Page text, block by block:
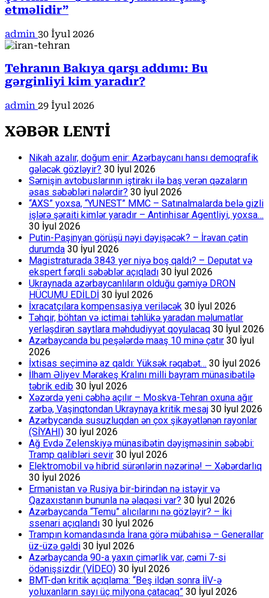
etməlidir”
admin 30 İyul 2026
Tehranın Bakıya qarşı addımı: Bu
gərginliyi kim yaradır?
admin 29 İyul 2026
XƏBƏR LENTİ
Nikah azalır, doğum enir: Azərbaycanı hansı demoqrafik
gələcək gözləyir? 30 İyul 2026
Sərnişin avtobuslarının iştirakı ilə baş verən qəzaların
əsas səbəbləri nələrdir? 30 İyul 2026
“AXS” yoxsa, “YUNEST” MMC – Satınalmalarda belə gizli
işlərə şəraiti kimlər yaradır – Antinhisar Agentliyi, yoxsa…
30 İyul 2026
Putin-Paşinyan görüşü nəyi dəyişəcək? – İrəvan çətin
durumda 30 İyul 2026
Magistraturada 3843 yer niyə boş qaldı? – Deputat və
ekspert fərqli səbəblər açıqladı 30 İyul 2026
Ukraynada azərbaycanlıların olduğu gəmiyə DRON
HÜCUMU EDİLDİ 30 İyul 2026
İxracatçılara kompensasiya veriləcək 30 İyul 2026
Təhqir, böhtan və ictimai təhlükə yaradan məlumatlar
yerləşdirən saytlara məhdudiyyət qoyulacaq 30 İyul 2026
Azərbaycanda bu peşələrdə maaş 10 minə çatır 30 İyul
2026
İxtisas seçiminə az qaldı: Yüksək rəqabət… 30 İyul 2026
İlham Əliyev Mərakeş Kralını milli bayram münasibətilə
təbrik edib 30 İyul 2026
Xəzərdə yeni cəbhə açılır – Moskva-Tehran oxuna ağır
zərbə, Vaşinqtondan Ukraynaya kritik mesaj 30 İyul 2026
Azərbycanda susuzluqdan ən çox şikayətlənən rayonlar
(SİYAHI) 30 İyul 2026
Ağ Evdə Zelenskiyə münasibətin dəyişməsinin səbəbi:
Tramp qalibləri sevir 30 İyul 2026
Elektromobil və hibrid sürənlərin nəzərinə! — Xəbərdarlıq
30 İyul 2026
Ermənistan və Rusiya bir-birindən nə istəyir və
Qazaxıstanın bununla nə əlaqəsi var? 30 İyul 2026
Azərbaycanda “Temu” alıcılarını nə gözləyir? – İki
ssenari açıqlandı 30 İyul 2026
Trampın komandasında İrana görə mübahisə – Generallar
üz-üzə gəldi 30 İyul 2026
Azərbaycanda 90-a yaxın çimərlik var, cəmi 7-si
ödənişsizdir (VİDEO) 30 İyul 2026
BMT-dən kritik açıqlama: “Beş ildən sonra İİV-ə
yoluxanların sayı üç milyona çatacaq” 30 İyul 2026